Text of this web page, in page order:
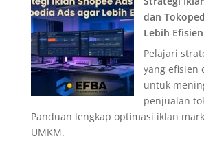
dan
Lebih Efisien
Pelajari
yang efisien
untuk
penjualan
Panduan lengkap optimasi iklan
UMKM.